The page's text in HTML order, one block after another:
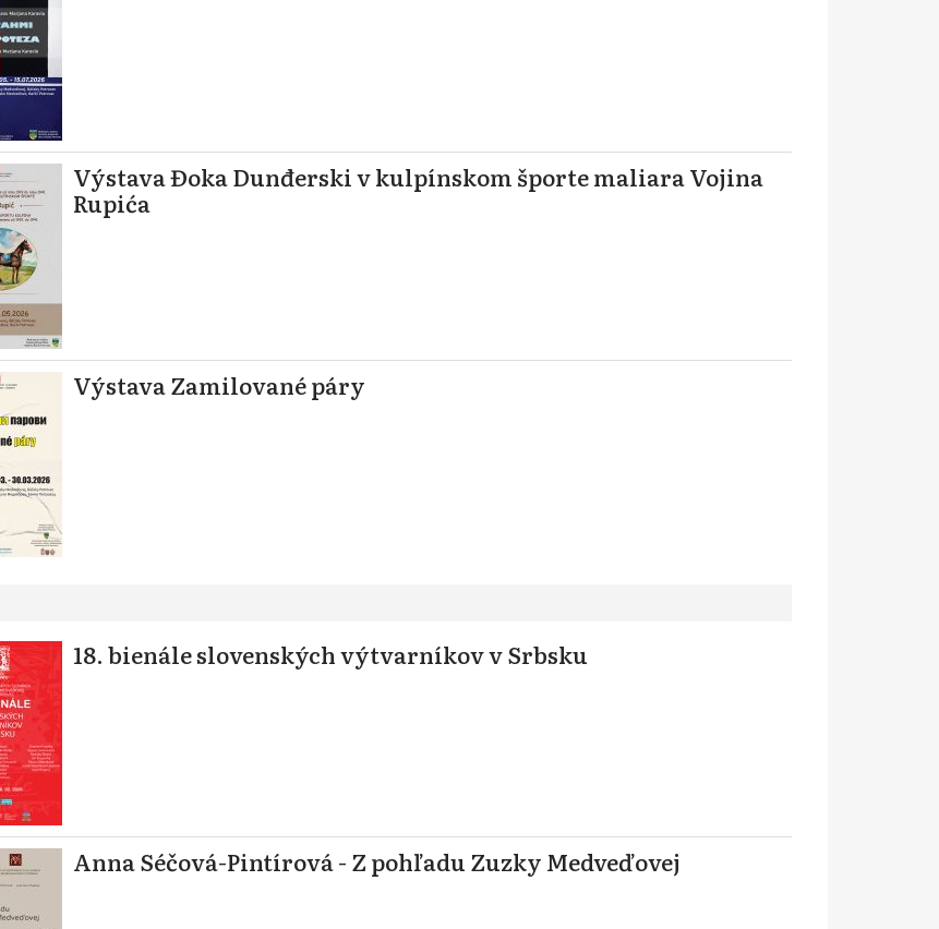
Výstava Đoka Dunđerski v kulpínskom športe maliara Vojina
Rupića
Výstava Zamilované páry
18. bienále slovenských výtvarníkov v Srbsku
Anna Séčová-Pintírová - Z pohľadu Zuzky Medveďovej